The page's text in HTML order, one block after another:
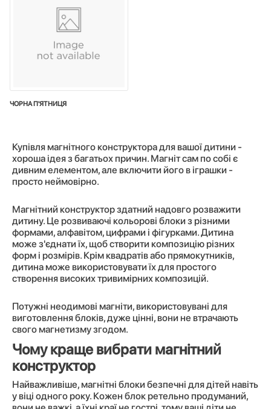
ЧОРНА П'ЯТНИЦЯ
Купівля магнітного конструктора для вашої дитини -
хороша ідея з багатьох причин. Магніт сам по собі є
дивним елементом, але включити його в іграшки -
просто неймовірно.
Магнітний конструктор здатний надовго розважити
дитину. Це розвиваючі кольорові блоки з різними
формами, алфавітом, цифрами і фігурками. Дитина
може з'єднати їх, щоб створити композицію різних
форм і розмірів. Крім квадратів або прямокутників,
дитина може використовувати їх для простого
створення високих тривимірних композицій.
Потужні неодимові магніти, використовувані для
виготовлення блоків, дуже цінні, вони не втрачають
свого магнетизму згодом.
Чому краще вибрати магнітний
конструктор
Найважливіше, магнітні блоки безпечні для дітей навіть
у віці одного року. Кожен блок ретельно продуманий,